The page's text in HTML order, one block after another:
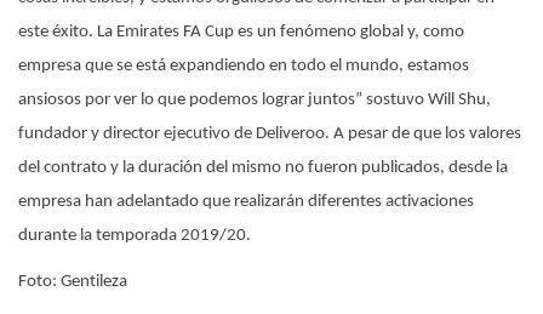
este éxito. La Emirates FA Cup es un fenómeno global y, como
empresa que se está expandiendo en todo el mundo, estamos
ansiosos por ver lo que podemos lograr juntos” sostuvo Will Shu,
fundador y director ejecutivo de Deliveroo. A pesar de que los valores
del contrato y la duración del mismo no fueron publicados, desde la
empresa han adelantado que realizarán diferentes activaciones
durante la temporada 2019/20.
Foto: Gentileza